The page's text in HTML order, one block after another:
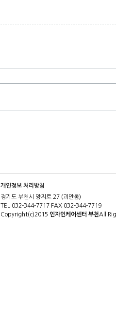
개인정보 처리방침
경기도 부천시 양지로 27 (괴안동)
TEL:032-344-7717 FAX:032-344-7719
Copyright(c)2015 인자인케어센터 부천All